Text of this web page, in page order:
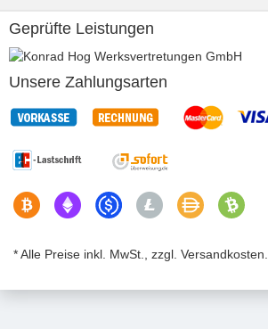
Geprüfte Leistungen
Unsere Zahlungsarten
* Alle Preise inkl. MwSt., zzgl. Versandkosten.